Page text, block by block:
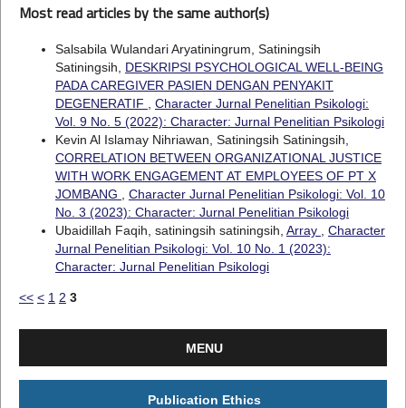
Most read articles by the same author(s)
Salsabila Wulandari Aryatiningrum, Satiningsih
Satiningsih, DESKRIPSI PSYCHOLOGICAL WELL-BEING
PADA CAREGIVER PASIEN DENGAN PENYAKIT
DEGENERATIF
Character Jurnal Penelitian Psikologi:
Vol. 9 No. 5 (2022): Character: Jurnal Penelitian Psikologi
Kevin Al Islamay Nihriawan, Satiningsih Satiningsih,
CORRELATION BETWEEN ORGANIZATIONAL JUSTICE
WITH WORK ENGAGEMENT AT EMPLOYEES OF PT X
JOMBANG
Character Jurnal Penelitian Psikologi: Vol. 10
No. 3 (2023): Character: Jurnal Penelitian Psikologi
Ubaidillah Faqih, satiningsih satiningsih, Array
Character
Jurnal Penelitian Psikologi: Vol. 10 No. 1 (2023):
Character: Jurnal Penelitian Psikologi
<< < 1 2 3
MENU
Publication Ethics